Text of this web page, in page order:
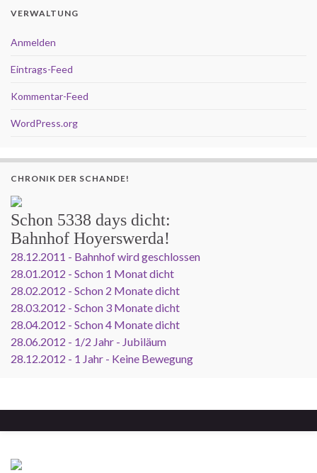
VERWALTUNG
Anmelden
Eintrags-Feed
Kommentar-Feed
WordPress.org
CHRONIK DER SCHANDE!
Schon 5338 days dicht:
Bahnhof Hoyerswerda!
28.12.2011 - Bahnhof wird geschlossen
28.01.2012 - Schon 1 Monat dicht
28.02.2012 - Schon 2 Monate dicht
28.03.2012 - Schon 3 Monate dicht
28.04.2012 - Schon 4 Monate dicht
28.06.2012 - 1/2 Jahr - Jubiläum
28.12.2012 - 1 Jahr - Keine Bewegung